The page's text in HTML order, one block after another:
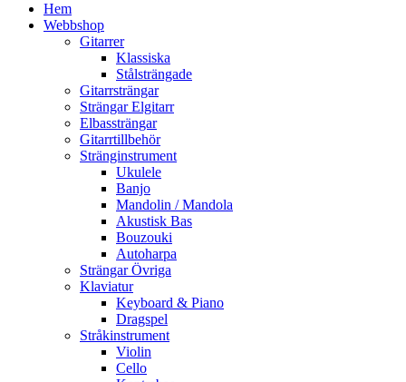
Hem
Webbshop
Gitarrer
Klassiska
Stålsträngade
Gitarrsträngar
Strängar Elgitarr
Elbassträngar
Gitarrtillbehör
Stränginstrument
Ukulele
Banjo
Mandolin / Mandola
Akustisk Bas
Bouzouki
Autoharpa
Strängar Övriga
Klaviatur
Keyboard & Piano
Dragspel
Stråkinstrument
Violin
Cello